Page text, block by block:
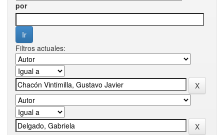
por
Filtros actuales: